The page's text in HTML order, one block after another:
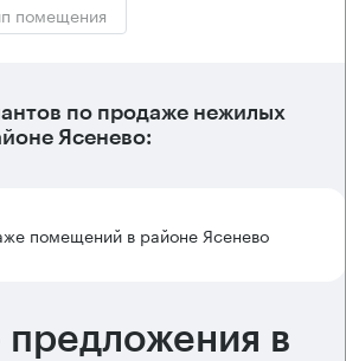
помещения
по продаже нежилых
Ясенево:
помещений в районе Ясенево
в